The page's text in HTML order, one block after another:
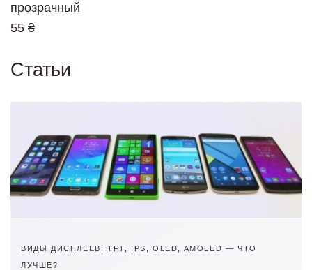
прозрачный
55 ₴
Статьи
ВИДЫ ДИСПЛЕЕВ: TFT, IPS, OLED, AMOLED — ЧТО
ЛУЧШЕ?